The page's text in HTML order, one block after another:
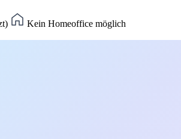
Kein Homeoffice möglich